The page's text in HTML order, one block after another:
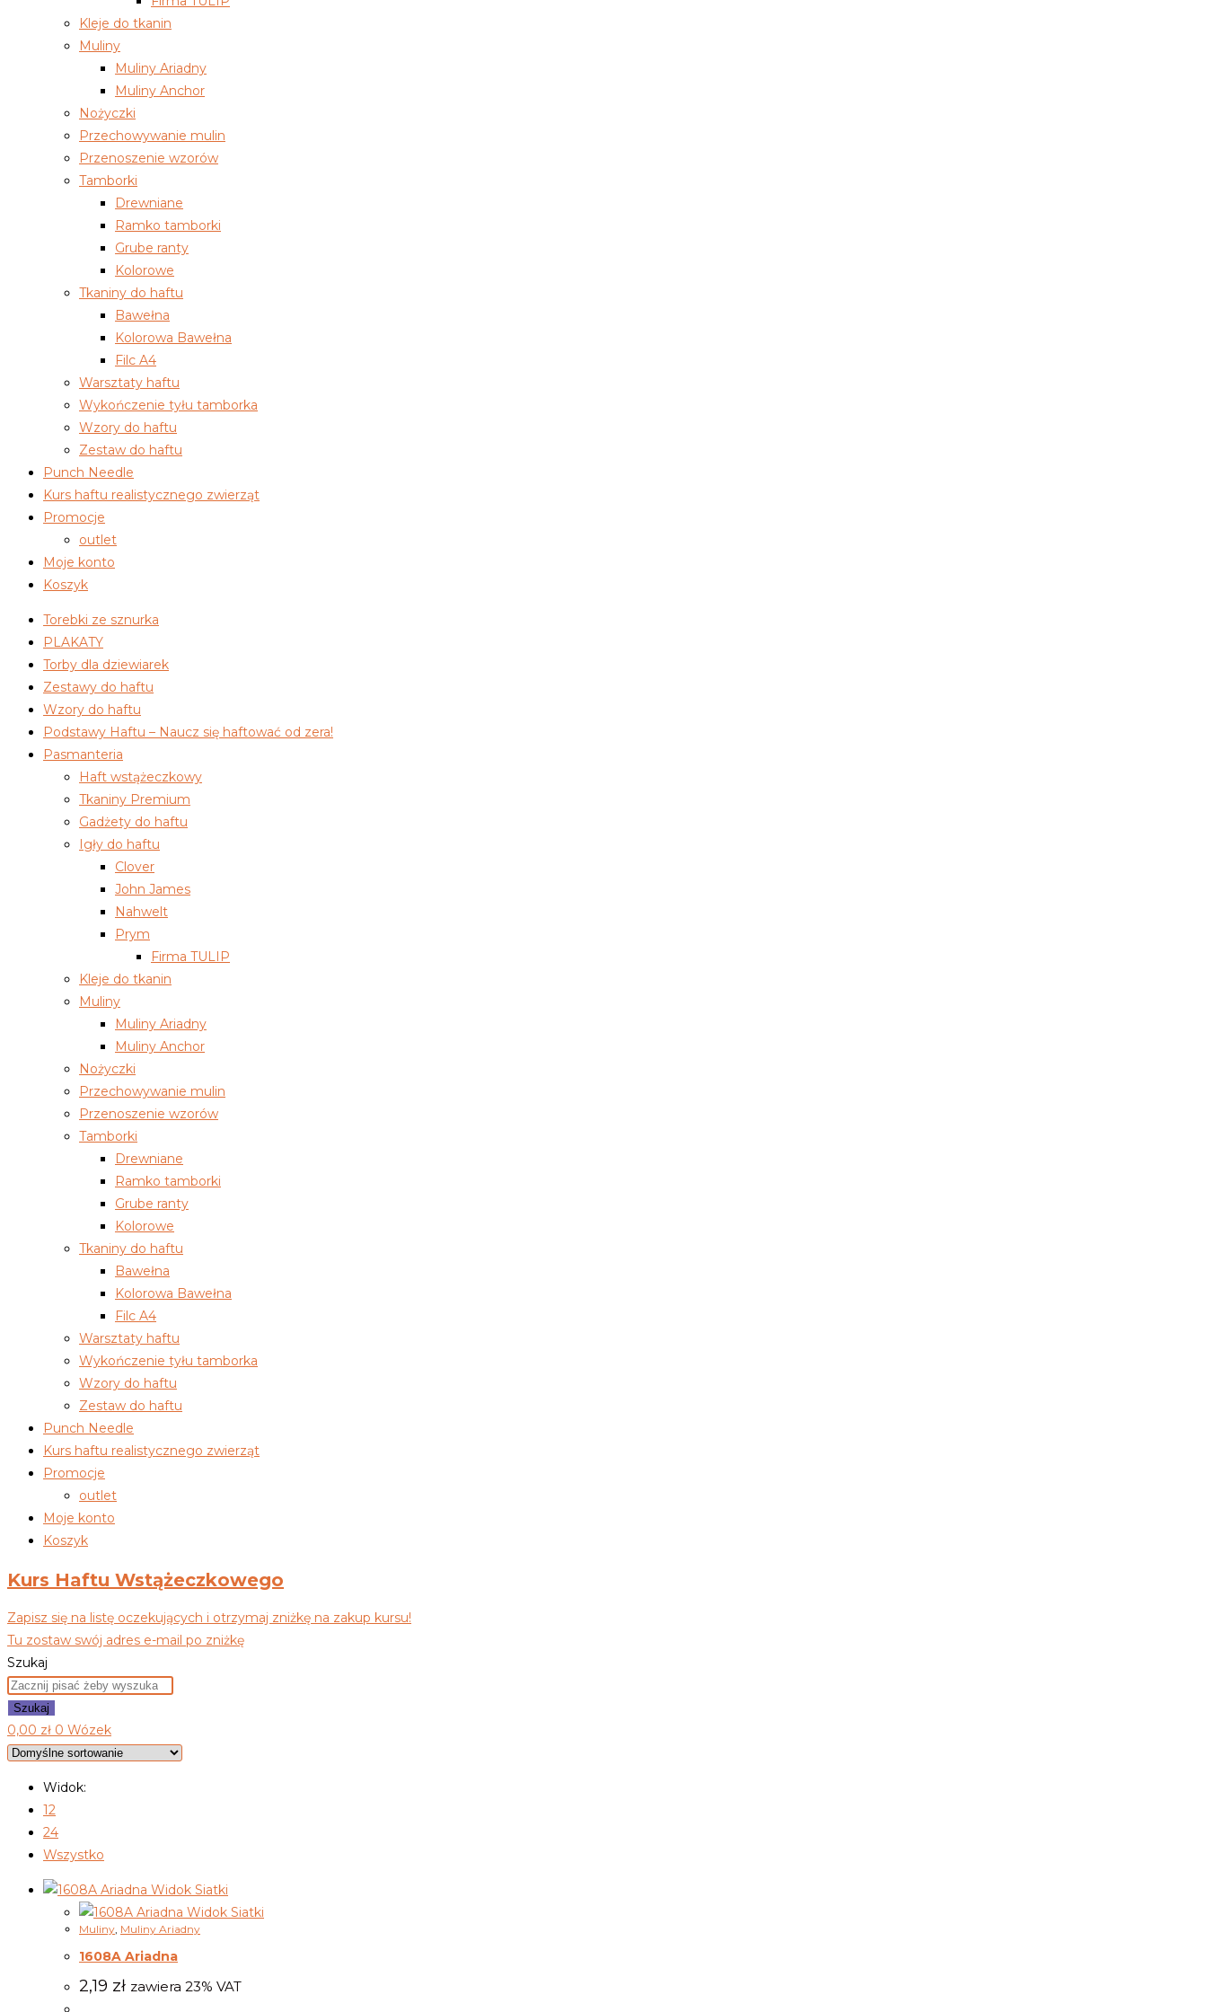
Kleje do tkanin
Muliny
Muliny Ariadny
Muliny Anchor
Nożyczki
Przechowywanie mulin
Przenoszenie wzorów
Tamborki
Drewniane
Ramko tamborki
Grube ranty
Kolorowe
Tkaniny do haftu
Bawełna
Kolorowa Bawełna
Filc A4
Warsztaty haftu
Wykończenie tyłu tamborka
Wzory do haftu
Zestaw do haftu
Punch Needle
Kurs haftu realistycznego zwierząt
Promocje
outlet
Moje konto
Koszyk
Torebki ze sznurka
PLAKATY
Torby dla dziewiarek
Zestawy do haftu
Wzory do haftu
Podstawy Haftu – Naucz się haftować od zera!
Pasmanteria
Haft wstążeczkowy
Tkaniny Premium
Gadżety do haftu
Igły do haftu
Clover
John James
Nahwelt
Prym
Firma TULIP
Kleje do tkanin
Muliny
Muliny Ariadny
Muliny Anchor
Nożyczki
Przechowywanie mulin
Przenoszenie wzorów
Tamborki
Drewniane
Ramko tamborki
Grube ranty
Kolorowe
Tkaniny do haftu
Bawełna
Kolorowa Bawełna
Filc A4
Warsztaty haftu
Wykończenie tyłu tamborka
Wzory do haftu
Zestaw do haftu
Punch Needle
Kurs haftu realistycznego zwierząt
Promocje
outlet
Moje konto
Koszyk
Kurs Haftu Wstążeczkowego
Zapisz się na listę oczekujących i otrzymaj zniżkę na zakup kursu!
Tu zostaw swój adres e-mail po zniżkę
Szukaj
Szukaj
0,00 zł 0 Wózek
Widok:
12
24
Wszystko
Widok Siatki
Widok Siatki
Muliny, Muliny Ariadny
1608A Ariadna
2,19 zł zawiera 23% VAT